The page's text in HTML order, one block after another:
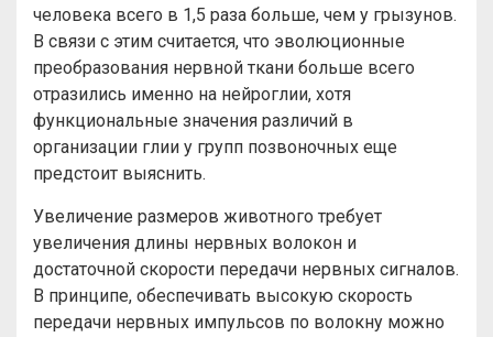
человека всего в 1,5 раза больше, чем у грызунов.
В связи с этим считается, что эволюционные
преобразования нервной ткани больше всего
отразились именно на нейроглии, хотя
функциональные значения различий в
организации глии у групп позвоночных еще
предстоит выяснить.
Увеличение размеров животного требует
увеличения длины нервных волокон и
достаточной скорости передачи нервных сигналов.
В принципе, обеспечивать высокую скорость
передачи нервных импульсов по волокну можно